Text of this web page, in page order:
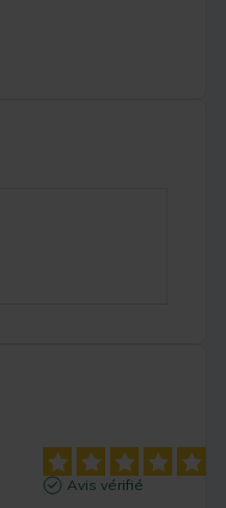
Avis vérifié